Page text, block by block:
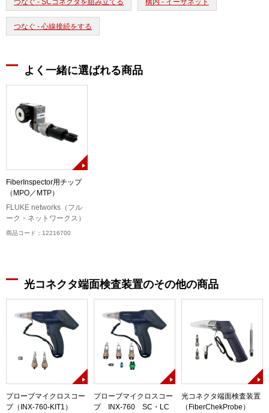
つなぐ - SCコネクタを組み立てる 構内 - イーサネット
つなぐ - 心線接続をする
よく一緒に選ばれる商品
FiberInspector用チップ
（MPO／MTP）
FLUKE networks（フル
ーク・ネットワークス）
商品コード：12216700
光コネクタ端面検査装置のその他の商品
プローブマイクロスコー
プ（INX-760-KIT1）
プローブマイクロスコー
プ INX-760 SC・LC
光コネクタ端面検査装置
（FiberChekProbe）